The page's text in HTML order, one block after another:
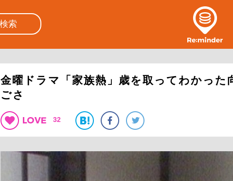
金曜ドラマ「家族熱」歳を取ってわかった
ごさ
32